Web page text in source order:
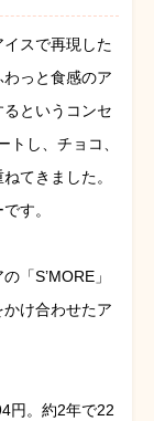
スで再現した
っと食感のア
というコンセ
し、チョコ、
てきました。
す。
「S’MORE」
け合わせたア
円。約2年で22